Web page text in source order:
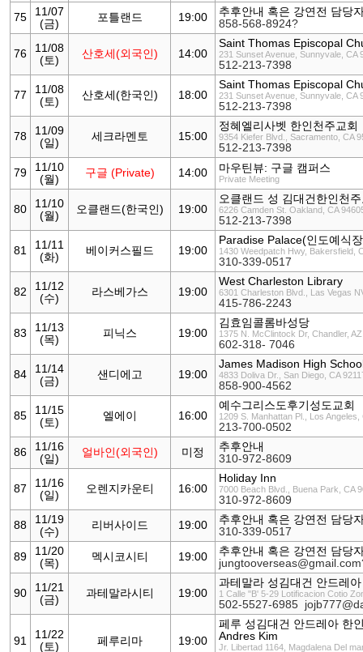
75
11/07
(금)
포틀랜드 19:00
추후안내 혹은 강연전 담당
858-568-8924?
76
11/08
(토)
산호세(외국인) 14:00
Saint Thomas Episcopal
231 Sunset Avenue, Sunnyvale, CA
512-213-7398
77
11/08
(토)
산호세(한국인) 18:00
Saint Thomas Episcopal
231 Sunset Avenue, Sunnyvale, CA
512-213-7398
78
11/09
(일)
세크라멘토 15:00
정혜엘리사벳 한인천주교회
9354 Kiefer Blvd., Sacramento, CA
512-213-7398
79
11/10
(월)
구글 (Private) 14:00 마우틴뷰: 구글 캠퍼스
Private Meeting
80
11/10
(월)
오클랜드(한국인) 19:00
오클랜드 성 김대건한인천
6226 Camden St. Oakland, CA
512-213-7398
81
11/11
(화)
베이커스필드 19:00
Paradise Palace(인도예식
1430 Weedpatch Hwy, Bakersfield,
310-339-0517
82
11/12
(수)
라스베가스 19:00
West Charleston Library
6301 Charleston Blvd., Las Vegas
415-786-2243
83
11/13
(목)
피닉스 19:00
김효임콜롬바성당
1375 N. McClintock Dr, Chandler,
602-318- 7046
84
11/14
(금)
샌디에고 19:00
James Madison High
4833 Doliva Dr., San Diego, CA
858-900-4562
85
11/15
(토)
엘에이 16:00
예수그리스도후기성도교회
1209 S. Manhattan Pl., Los Angeles,
213-700-0502
86
11/16
(일)
얼바인(외국인) 미정
추후안내
310-972-8609
87
11/16
(일)
오렌지카운티 16:00
Holiday Inn
7000 Beach Blvd., Buena Park, CA
310-972-8609
88
11/19
(수)
리버사이드 19:00
추후안내 혹은 강연전 담당
310-339-0517
89
11/20
(목)
멕시코시티 19:00
추후안내 혹은 강연전 담당
90
11/21
(금)
과테말라시티 19:00
과테말라 성김대건 안드레
1 Calle "B' 5-29 Lotificacion Cotio
502-5527-6985
91
11/22
(토)
페루리마 19:00
페루 성김대건 안드레아 한
Andres Kim
Jr. Libertad 1164, Magdalena Del